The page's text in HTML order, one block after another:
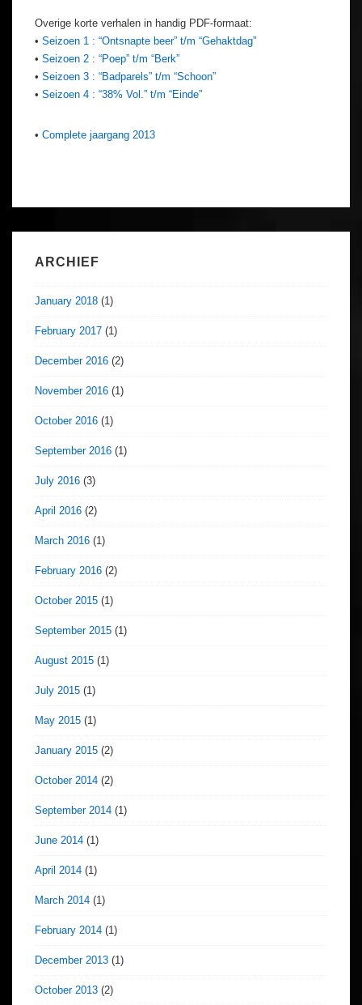
Overige korte verhalen in handig PDF-formaat:
• Seizoen 1 : “Ontsnapte beer” t/m “Gehaktdag”
• Seizoen 2 : “Poep” t/m “Berk”
• Seizoen 3 : “Badparels” t/m “Schoon”
• Seizoen 4 : “38% Vol.” t/m “Einde”
• Complete jaargang 2013
ARCHIEF
January 2018 (1)
February 2017 (1)
December 2016 (2)
November 2016 (1)
October 2016 (1)
September 2016 (1)
July 2016 (3)
April 2016 (2)
March 2016 (1)
February 2016 (2)
October 2015 (1)
September 2015 (1)
August 2015 (1)
July 2015 (1)
May 2015 (1)
January 2015 (2)
October 2014 (2)
September 2014 (1)
June 2014 (1)
April 2014 (1)
March 2014 (1)
February 2014 (1)
December 2013 (1)
October 2013 (2)